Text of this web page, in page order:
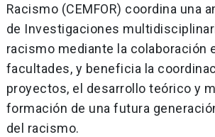
Racismo (CEMFOR) coordina una
de Investigaciones
racismo mediante la colaboración
facultades, y beneficia la
proyectos, el desarrollo teórico y
formación de una futura
del racismo.